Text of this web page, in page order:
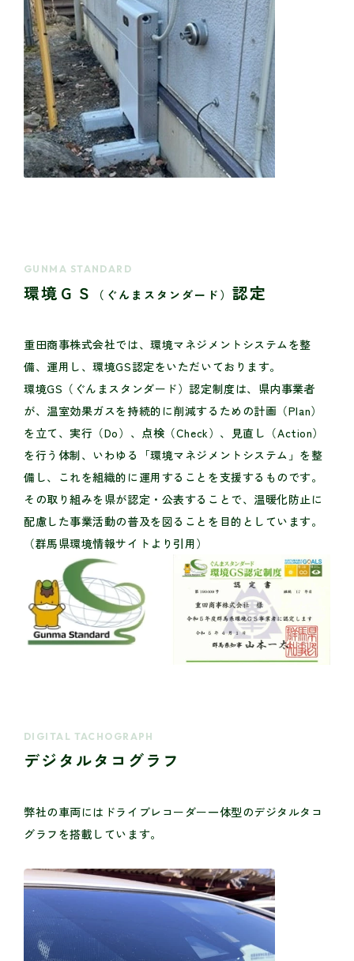
GUNMA STANDARD
環境ＧＳ （ぐんまスタンダード） 認定
重田商事株式会社では、環境マネジメントシステムを整
備、運用し、環境GS認定をいただいております。
環境GS（ぐんまスタンダード）認定制度は、県内事業者
が、温室効果ガスを持続的に削減するための計画（Plan）
を立て、実行（Do）、点検（Check）、見直し（Action）
を行う体制、いわゆる「環境マネジメントシステム」を整
備し、これを組織的に運用することを支援するものです。
その取り組みを県が認定・公表することで、温暖化防止に
配慮した事業活動の普及を図ることを目的としています。
（群馬県環境情報サイトより引用）
DIGITAL TACHOGRAPH
デジタルタコグラフ
弊社の車両にはドライブレコーダー一体型のデジタルタコ
グラフを搭載しています。